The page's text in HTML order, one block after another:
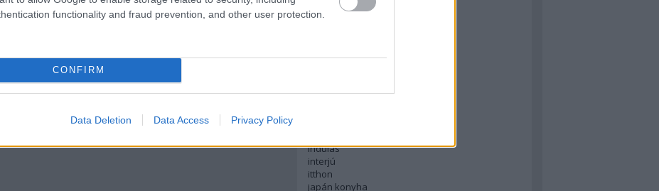
functionality and fraud prevention, and other user protection.
CONFIRM
Data Deletion Data Access Privacy Policy
english
északi konyha
francia konyha
holland konyha
indulás
interjú
itthon
japán konyha